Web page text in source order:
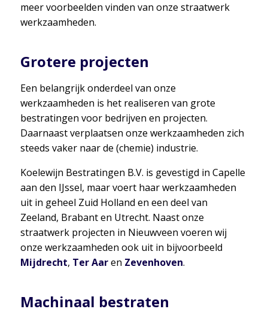
meer voorbeelden vinden van onze straatwerk
werkzaamheden.
Grotere projecten
Een belangrijk onderdeel van onze
werkzaamheden is het realiseren van grote
bestratingen voor bedrijven en projecten.
Daarnaast verplaatsen onze werkzaamheden zich
steeds vaker naar de (chemie) industrie.
Koelewijn Bestratingen B.V. is gevestigd in Capelle
aan den IJssel, maar voert haar werkzaamheden
uit in geheel Zuid Holland en een deel van
Zeeland, Brabant en Utrecht. Naast onze
straatwerk projecten in Nieuwveen voeren wij
onze werkzaamheden ook uit in bijvoorbeeld
Mijdrecht, Ter Aaren Zevenhoven.
Machinaal bestraten